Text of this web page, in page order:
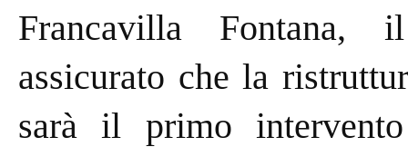
Francavilla Fontana,
assicurato che la
sarà il primo